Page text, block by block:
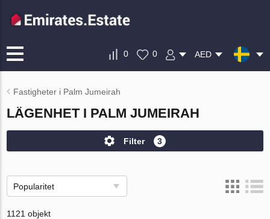
0 0 AED
Fastigheter i Palm Jumeirah
LÄGENHET I PALM JUMEIRAH
Filter 3
Popularitet
1121 objekt